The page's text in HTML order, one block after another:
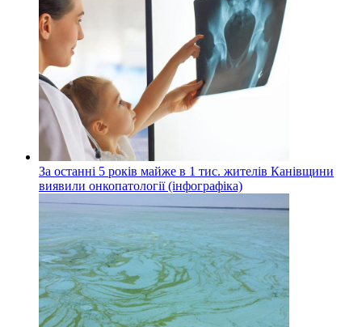
За останні 5 років майже в 1 тис. жителів Канівщини
виявили онкопатології (інфографіка)